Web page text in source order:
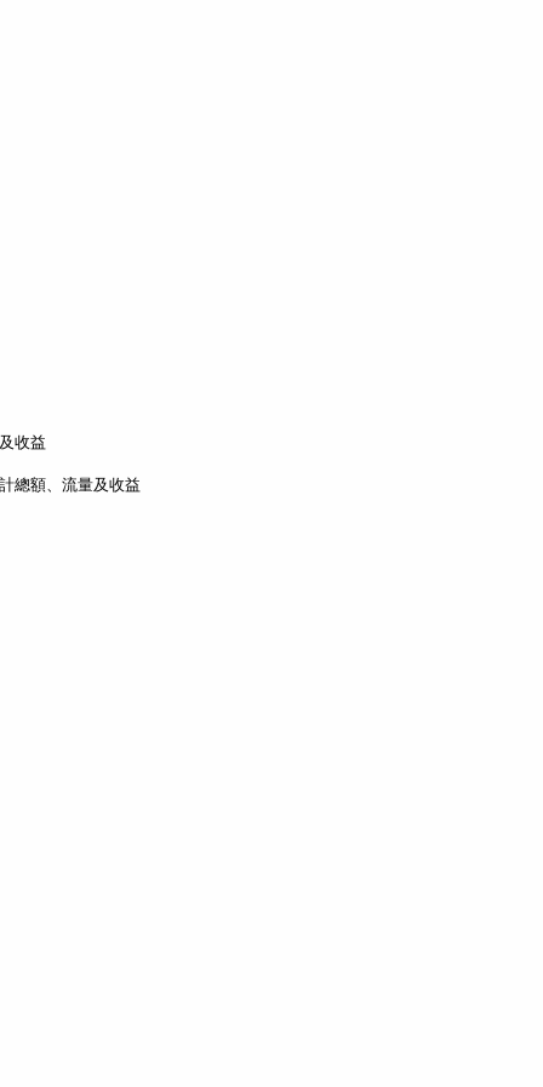
收益
總額、流量及收益